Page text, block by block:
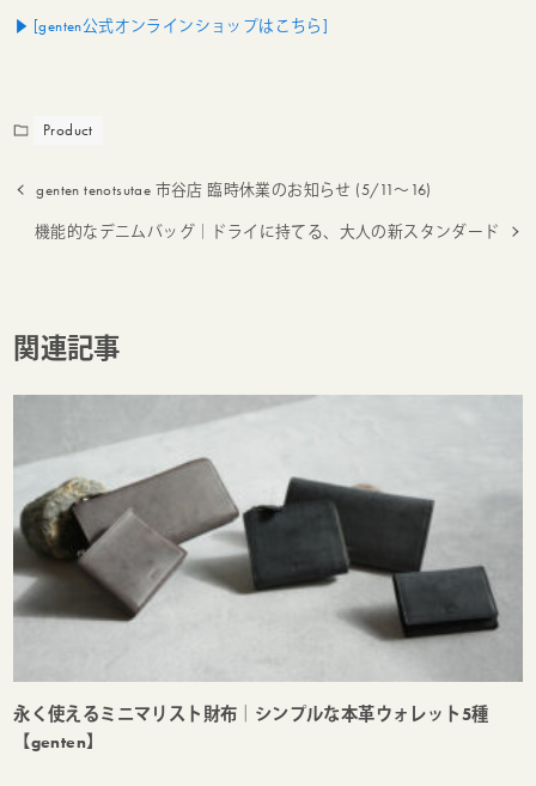
▶ [genten公式オンラインショップはこちら]
Product
genten tenotsutae 市谷店 臨時休業のお知らせ (5/11～16)
機能的なデニムバッグ｜ドライに持てる、大人の新スタンダード
関連記事
永く使えるミニマリスト財布｜シンプルな本革ウォレット5種
【genten】